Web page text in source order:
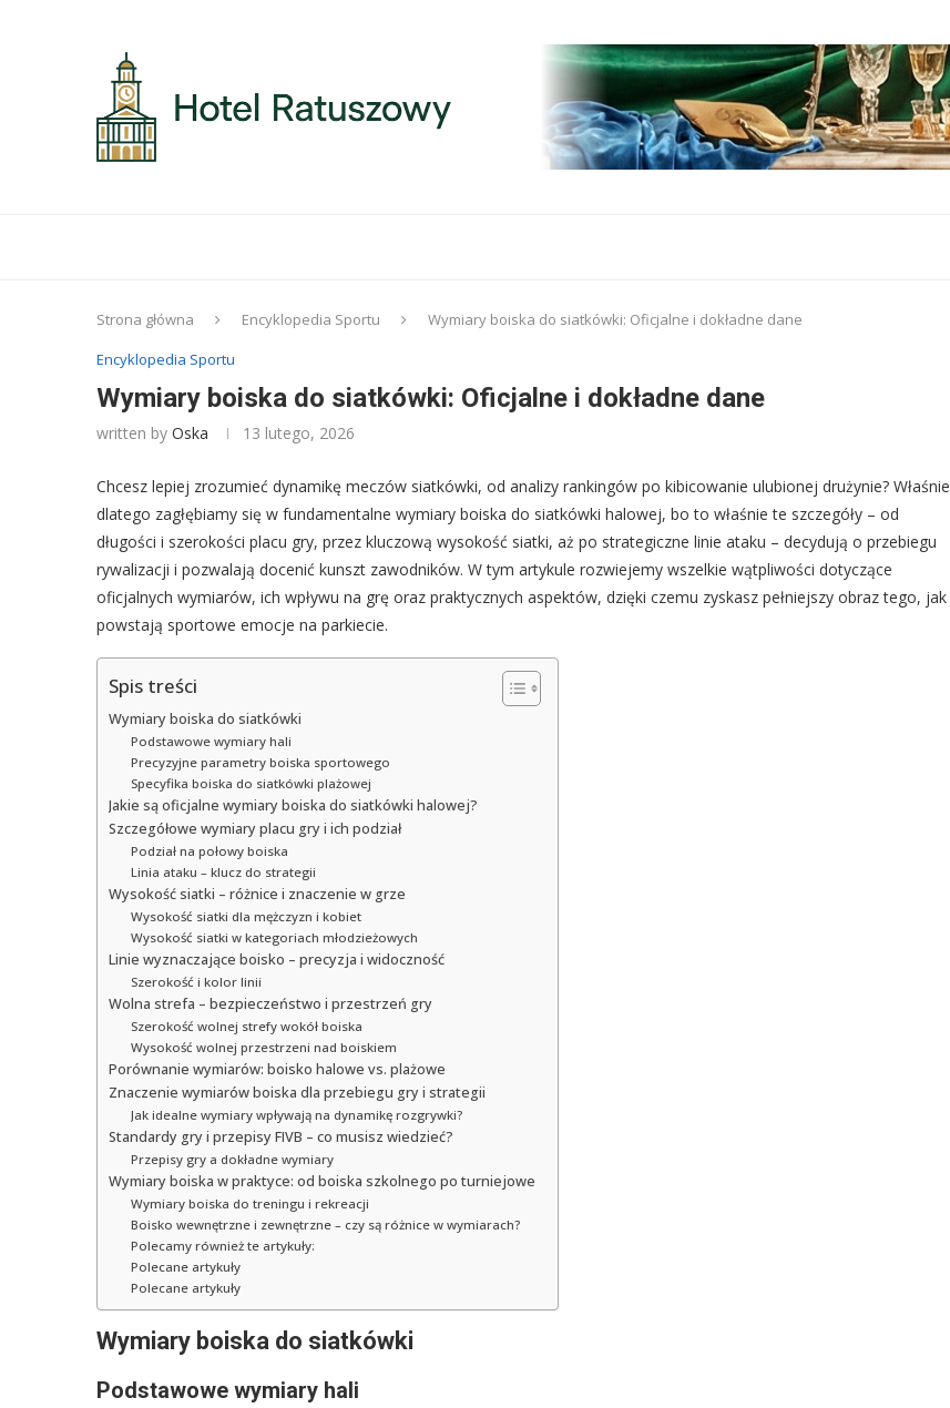
Strona główna Encyklopedia Sportu
Wymiary boiska do siatkówki: Oficjalne i dokładne dane
Encyklopedia Sportu
Wymiary boiska do siatkówki: Oficjalne i dokładne dane
written by Oska 13 lutego, 2026
Chcesz lepiej zrozumieć dynamikę meczów siatkówki, od analizy rankingów po kibicowanie ulubionej drużynie? Właśnie
dlatego zagłębiamy się w fundamentalne wymiary boiska do siatkówki halowej, bo to właśnie te szczegóły – od
długości i szerokości placu gry, przez kluczową wysokość siatki, aż po strategiczne linie ataku – decydują o przebiegu
rywalizacji i pozwalają docenić kunszt zawodników. W tym artykule rozwiejemy wszelkie wątpliwości dotyczące
oficjalnych wymiarów, ich wpływu na grę oraz praktycznych aspektów, dzięki czemu zyskasz pełniejszy obraz tego, jak
powstają sportowe emocje na parkiecie.
Spis treści
Wymiary boiska do siatkówki
Podstawowe wymiary hali
Precyzyjne parametry boiska sportowego
Specyfika boiska do siatkówki plażowej
Jakie są oficjalne wymiary boiska do siatkówki halowej?
Szczegółowe wymiary placu gry i ich podział
Podział na połowy boiska
Linia ataku – klucz do strategii
Wysokość siatki – różnice i znaczenie w grze
Wysokość siatki dla mężczyzn i kobiet
Wysokość siatki w kategoriach młodzieżowych
Linie wyznaczające boisko – precyzja i widoczność
Szerokość i kolor linii
Wolna strefa – bezpieczeństwo i przestrzeń gry
Szerokość wolnej strefy wokół boiska
Wysokość wolnej przestrzeni nad boiskiem
Porównanie wymiarów: boisko halowe vs. plażowe
Znaczenie wymiarów boiska dla przebiegu gry i strategii
Jak idealne wymiary wpływają na dynamikę rozgrywki?
Standardy gry i przepisy FIVB – co musisz wiedzieć?
Przepisy gry a dokładne wymiary
Wymiary boiska w praktyce: od boiska szkolnego po turniejowe
Wymiary boiska do treningu i rekreacji
Boisko wewnętrzne i zewnętrzne – czy są różnice w wymiarach?
Polecamy również te artykuły:
Polecane artykuły
Polecane artykuły
Wymiary boiska do siatkówki
Podstawowe wymiary hali